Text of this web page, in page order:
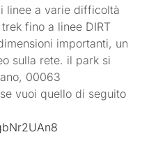
linee a varie difficoltà
fino a linee DIRT
importanti, un
sulla rete. il park si
00063
vuoi quello di seguito